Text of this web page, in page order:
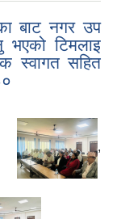
बाट नगर उप
भएको टिमलाइ
स्वागत सहित
,